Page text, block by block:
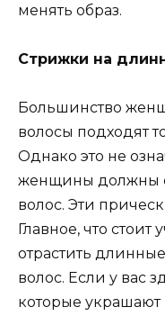
менять образ.
Стрижки на
Большинство
волосы подходят
Однако это не
женщины должны
волос. Эти
Главное, что стоит
отрастить
волос. Если у вас
которые украшают